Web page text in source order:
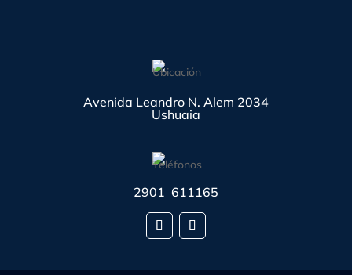
Avenida Leandro N. Alem 2034
Ushuaia
2901 611165